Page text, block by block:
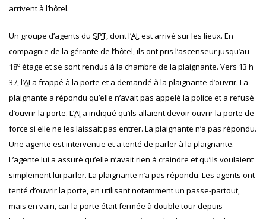
arrivent à l’hôtel.
Un groupe d’agents du SPT, dont l’AI, est arrivé sur les lieux. En
compagnie de la gérante de l’hôtel, ils ont pris l’ascenseur jusqu’au
18e étage et se sont rendus à la chambre de la plaignante. Vers 13 h
37, l’AI a frappé à la porte et a demandé à la plaignante d’ouvrir. La
plaignante a répondu qu’elle n’avait pas appelé la police et a refusé
d’ouvrir la porte. L’AI a indiqué qu’ils allaient devoir ouvrir la porte de
force si elle ne les laissait pas entrer. La plaignante n’a pas répondu.
Une agente est intervenue et a tenté de parler à la plaignante.
L’agente lui a assuré qu’elle n’avait rien à craindre et qu’ils voulaient
simplement lui parler. La plaignante n’a pas répondu. Les agents ont
tenté d’ouvrir la porte, en utilisant notamment un passe-partout,
mais en vain, car la porte était fermée à double tour depuis